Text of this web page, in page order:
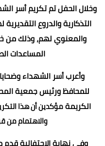
وخلال الحفل تم تكريم أسر
التذكارية والدروع
والمعنوي لهم، وذلك من
المساعدات
وأعرب أسر الشهداء
للمحافظ ورئيس جمعية
الكريمةمؤكدين أن هذا
والاهتمام من
وفي نهاية الاحتفالية